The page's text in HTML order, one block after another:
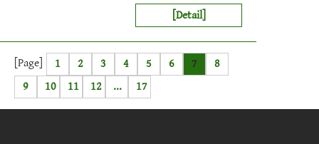
[Detail]
[Page] 1 2 3 4 5 6 7
8
9
10 11 12 ... 17